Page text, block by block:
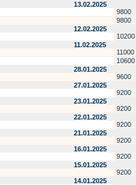
13.02.2025
9800
9800
12.02.2025
10200
11.02.2025
11000
10600
28.01.2025
9600
27.01.2025
9200
23.01.2025
9200
22.01.2025
9200
21.01.2025
9200
16.01.2025
9200
15.01.2025
9200
14.01.2025